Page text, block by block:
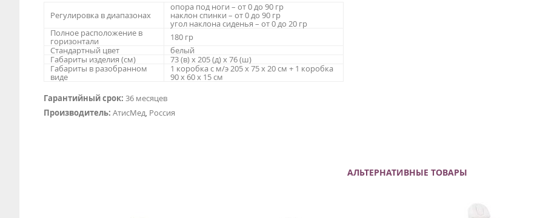
Регулировка в диапазонах
опора под ноги – от 0 до 90 гр
наклон спинки – от 0 до 90 гр
угол наклона сиденья – от 0 до 20 гр
Полное расположение в
горизонтали
180 гр
Стандартный цвет
белый
Габариты изделия (см)
73 (в) х 205 (д) х 76 (ш)
Габариты в разобранном
виде
1 коробка с м/э 205 х 75 х 20 см + 1 коробка
90 х 60 х 15 см
Гарантийный срок: 36 месяцев
Производитель: АтисМед, Россия
АЛЬТЕРНАТИВНЫЕ ТОВАРЫ